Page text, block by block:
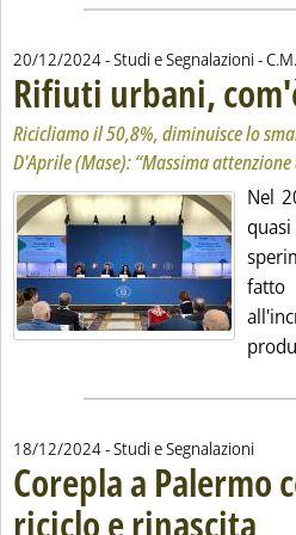
20/12/2024- Studi e Segnalazioni -di:
C.M.
Rifiuti urbani,
Ricicliamo il 50,8%, diminuisce lo
D'Aprile (Mase): “Massima
Nel
fatto
18/12/2024- Studi e Segnalazioni
Corepla a Palermo
riciclo e rinascita